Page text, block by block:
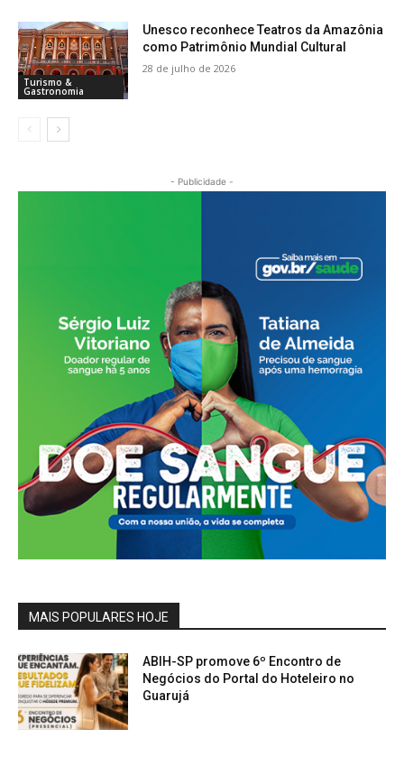
Turismo &
Gastronomia
Unesco reconhece Teatros da Amazônia
como Patrimônio Mundial Cultural
28 de julho de 2026
- Publicidade -
MAIS POPULARES HOJE
ABIH-SP promove 6º Encontro de
Negócios do Portal do Hoteleiro no
Guarujá